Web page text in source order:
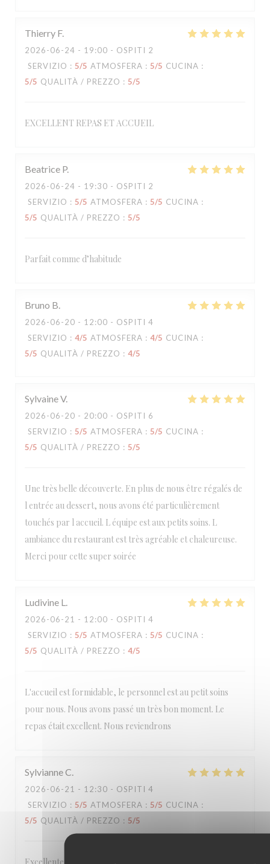
Thierry F
2026-06-24 - 19:00 - OSPITI 2
SERVIZIO : 5/5 ATMOSFERA : 5/5 CUCINA :
5/5 QUALITÀ / PREZZO : 5/5
EXCELLENT REPAS ET ACCUEIL
Beatrice P
2026-06-24 - 19:30 - OSPITI 2
SERVIZIO : 5/5 ATMOSFERA : 5/5 CUCINA :
5/5 QUALITÀ / PREZZO : 5/5
Parfait comme d’habitude
Bruno B
2026-06-20 - 12:00 - OSPITI 4
SERVIZIO : 4/5 ATMOSFERA : 4/5 CUCINA :
5/5 QUALITÀ / PREZZO : 4/5
SylvaineV
2026-06-20 - 20:00 - OSPITI 6
SERVIZIO : 5/5 ATMOSFERA : 5/5 CUCINA :
5/5 QUALITÀ / PREZZO : 5/5
Une très belle découverte. En plus de nous être régalés de
l entrée au dessert, nous avons été particulièrement
touchés par l accueil. L équipe est aux petits soins. L
ambiance du restaurant est très agréable et chaleureuse.
Merci pour cette super soirée
Ludivine L
2026-06-21 - 12:00 - OSPITI 4
SERVIZIO : 5/5 ATMOSFERA : 5/5 CUCINA :
5/5 QUALITÀ / PREZZO : 4/5
L'accueil est formidable, le personnel est au petit soins
pour nous. Nous avons passé un très bon moment. Le
repas était excellent. Nous reviendrons
SylvianneC
2026-06-21 - 12:30 - OSPITI 4
SERVIZIO : 5/5 ATMOSFERA : 5/5 CUCINA :
5/5 QUALITÀ / PREZZO : 5/5